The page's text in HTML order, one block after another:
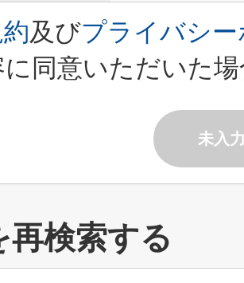
及びプライバシ
同意いただいた
未入
再検索する